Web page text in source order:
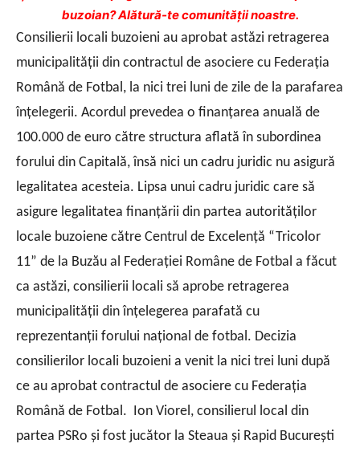
buzoian? Alătură-te comunității noastre.
Consilierii locali buzoieni au aprobat astăzi retragerea
municipalităţii din contractul de asociere cu Federaţia
Română de Fotbal, la nici trei luni de zile de la parafarea
înţelegerii. Acordul prevedea o finanţarea anuală de
100.000 de euro către structura aflată în subordinea
forului din Capitală, însă nici un cadru juridic nu asigură
legalitatea acesteia. Lipsa unui cadru juridic care să
asigure legalitatea finanţării din partea autorităţilor
locale buzoiene către Centrul de Excelenţă “Tricolor
11” de la Buzău al Federaţiei Române de Fotbal a făcut
ca astăzi, consilierii locali să aprobe retragerea
municipalităţii din înţelegerea parafată cu
reprezentanţii forului naţional de fotbal. Decizia
consilierilor locali buzoieni a venit la nici trei luni după
ce au aprobat contractul de asociere cu Federaţia
Română de Fotbal. Ion Viorel, consilierul local din
partea PSRo şi fost jucător la Steaua şi Rapid Bucureşti